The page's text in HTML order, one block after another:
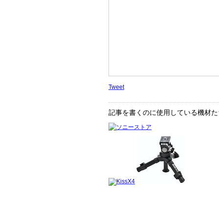
Tweet
記事を書くのに使用している機材